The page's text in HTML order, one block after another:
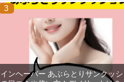
インヘーバー あぶらとりサンクッ